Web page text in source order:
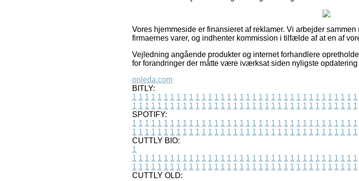
Vores hjemmeside er finansieret af reklamer. Vi arbejder
firmaernes varer, og indhenter kommission i tilfælde af at en af
Vejledning angående produkter og internet forhandlere
for forandringer der måtte være iværksat siden nyligste opdatering
onleda.com
BITLY:
1 1 1 1 1 1 1 1 1 1 1 1 1 1 1 1 1 1 1 1 1 1 1 1 1 1 1 1 1 1 1 1 1 1 1 1
1 1 1 1 1 1 1 1 1 1 1 1 1 1 1 1 1 1 1 1 1 1 1 1 1 1 1 1 1 1 1 1 1 1 1 1
SPOTIFY:
1 1 1 1 1 1 1 1 1 1 1 1 1 1 1 1 1 1 1 1 1 1 1 1 1 1 1 1 1 1 1 1 1 1 1 1
1 1 1 1 1 1 1 1 1 1 1 1 1 1 1 1 1 1 1 1 1 1 1 1 1 1 1 1 1 1 1 1 1 1 1 1
CUTTLY BIO:
1
1 1 1 1 1 1 1 1 1 1 1 1 1 1 1 1 1 1 1 1 1 1 1 1 1 1 1 1 1 1 1 1 1 1 1 1
1 1 1 1 1 1 1 1 1 1 1 1 1 1 1 1 1 1 1 1 1 1 1 1 1 1 1 1 1 1 1 1 1 1 1 1
CUTTLY OLD: